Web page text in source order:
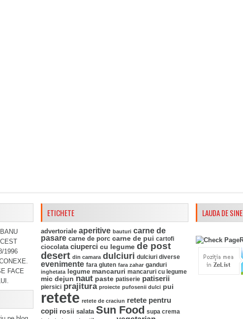
1996
FACE
ETICHETE
advertoriale aperitive bauturi carne de
pasare carne de porc carne de pui cartofi
ciocolata ciuperci cu legume de post
desert din camara dulciuri dulciuri diverse
evenimente fara gluten fara zahar ganduri
inghetata legume mancaruri mancaruri cu legume
mic dejun naut paste patiserie patiserii
piersici prajitura proiecte pufosenii dulci pui
retete retete de craciun retete pentru
copii rosii salata Sun Food supa crema
LAUDA DE SINE